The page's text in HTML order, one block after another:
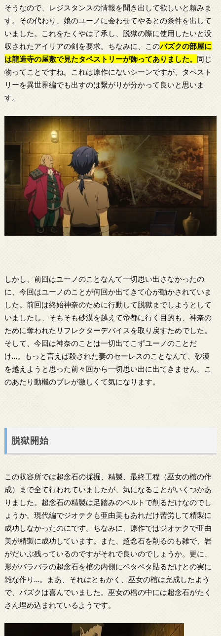
そうなので、レジスタンスの情報を聞き出して欲しいと頼みま
す。その代わり、娘のユーノに会わせてやるとの条件を出して
いました。これをたくやは了承し、脱獄の際に使用したいと没
収されたアイリアの剣を要求。ちなみに、このバズクの部屋に
は龍造寺の屋敷で見たタペストリーが飾ってありました。 同じ
物ってことですね。これは原作にないシーンですが、タペスト
リーを異世界編でも出すのは繋がりが分かって良いと思いま
す。
しかし、前回はユーノのことなんて一切思い出さなかったの
に、今回はユーノのことが何回か出てきて心が動かされていま
した。前回は終始神奈のために行動して脱獄までしようとして
いましたし、そもそも砂漠を越えて帝都に行く目的も、神奈の
ために奪われたリフレクターデバイスを取り戻すためでした。
そして、今回は神奈のことは一切出てこずユーノのことだ
け…。もっと言えば殺された妻のセーレスのことなんて、砂漠
を越えようと思った前々回から一切思い出に出てきません。こ
のあたり動機のブレが激しくて気になります。
脱獄開始
この収容所では超念石の採掘、精製、最終工程（巫女の棺の作
成）まで全て行われていましたが、気になることがいくつかあ
りました。超念石の精製は足踏みのベルトで削るだけなのでし
ょうか。現代編でジオテクも亜由美もあれだけ苦労して精製に
成功しなかったのにです。ちなみに、原作ではジオテクで亜由
美が精製に成功しています。また、超念石を削るのも雑で、岩
がだいぶ残っているのですがそれで良いのでしょうか。更に、
形がバラバラの超念石を棺の内側にペタペタ貼るだけとの実に
雑な作り…。まあ、それはともかく、巫女の棺は完成したよう
で、バズクは喜んでいました。巫女の棺の中には超念石がたく
さん埋め込まれているようです。